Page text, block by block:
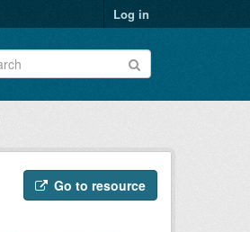
Log in
Go to resource